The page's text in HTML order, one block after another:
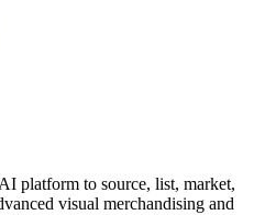
platform to source, list, market,
visual merchandising and